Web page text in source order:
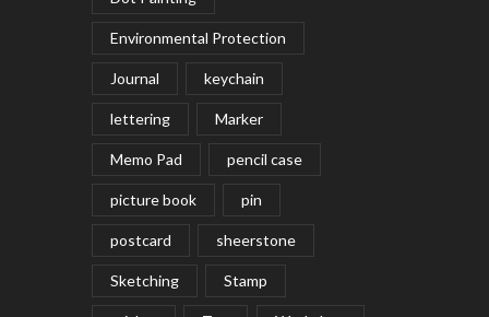
Environmental Protection
Journal keychain
lettering Marker
Memo Pad pencil case
picture book pin
postcard sheerstone
Sketching Stamp